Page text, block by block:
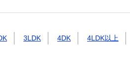
3LDK 4DK 4LDK以上